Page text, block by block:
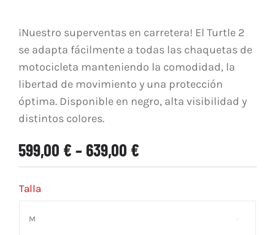
¡Nuestro superventas en carretera! El Turtle 2
se adapta fácilmente a todas las chaquetas de
motocicleta manteniendo la comodidad, la
libertad de movimiento y una protección
óptima. Disponible en negro, alta visibilidad y
distintos colores.
599,00 € – 639,00 €
Talla